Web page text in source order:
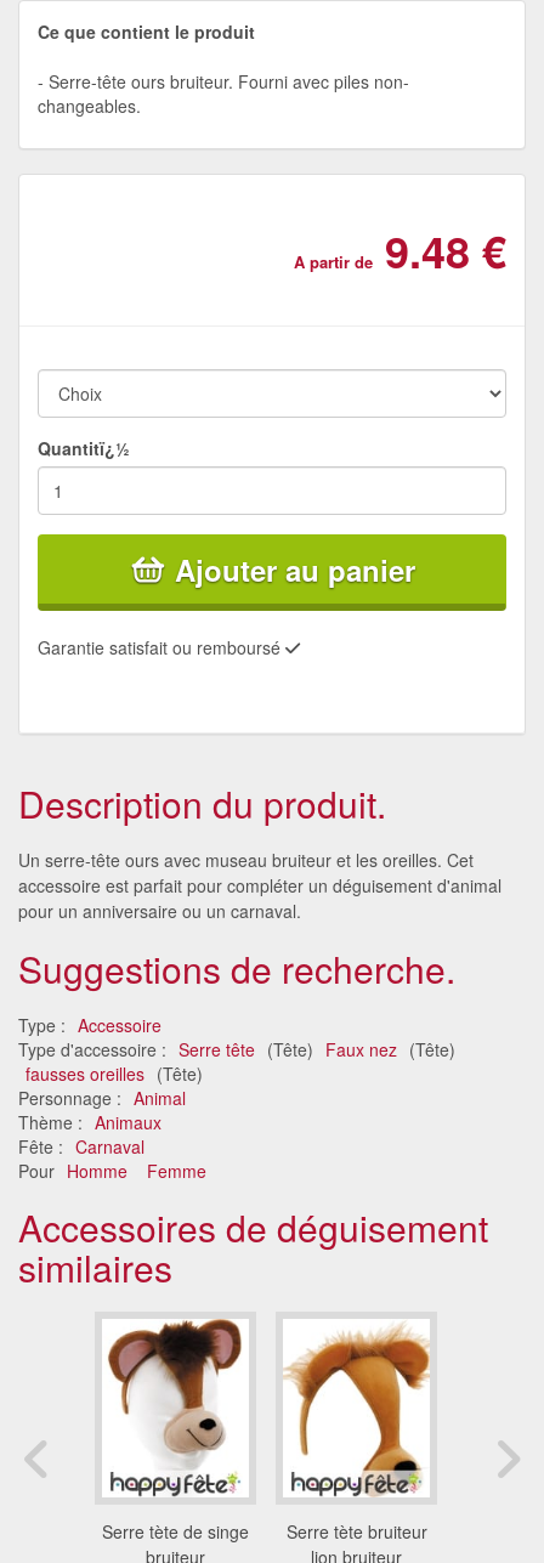
Ce que contient le produit
Serre-tête ours bruiteur. Fourni avec piles non-
changeables.
A partir de 9.48 €
Quantitï¿½
Ajouter au panier
Garantie satisfait ou remboursé
Description du produit.
Un serre-tête ours avec museau bruiteur et les oreilles. Cet
accessoire est parfait pour compléter un déguisement d'animal
pour un anniversaire ou un carnaval.
Suggestions de recherche.
Type : Accessoire
Type d'accessoire : Serre tête (Tête) Faux nez (Tête)
fausses oreilles (Tête)
Personnage : Animal
Thème : Animaux
Fête : Carnaval
Pour Homme Femme
Accessoires de déguisement
similaires
Serre tète de singe
bruiteur
Serre tète bruiteur
lion bruiteur